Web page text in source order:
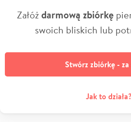
Załóżdarmową zbiórkę
swoich bliskich lub
Stwórz zbiórkę -
Jak to działa?